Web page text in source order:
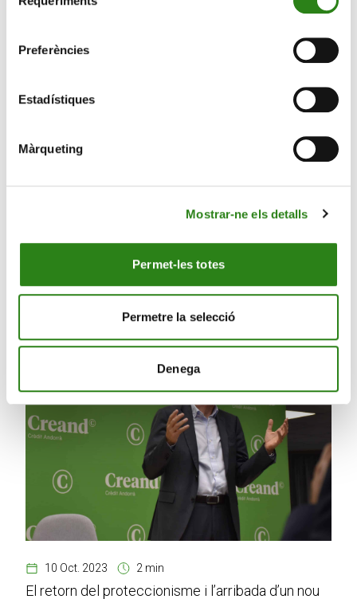
Preferències
Estadístiques
Màrqueting
Mostrar-ne els detalls
Permet-les totes
Permetre la selecció
Denega
16 Nov. 2023 3 min
‘La disrupció dels sectors tradicionals’, a càrrec
Pepe Agell
10 Oct. 2023 2 min
El retorn del proteccionisme i l’arribada d’un nou